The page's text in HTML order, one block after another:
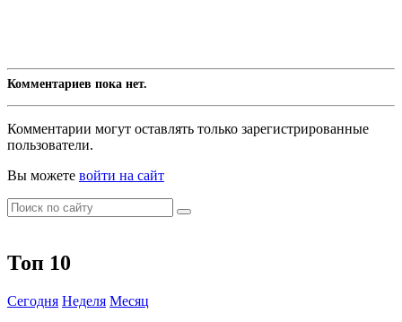
Комментариев пока нет.
Комментарии могут оставлять только зарегистрированные
пользователи.
Вы можете войти на сайт
Топ 10
Сегодня Неделя Месяц